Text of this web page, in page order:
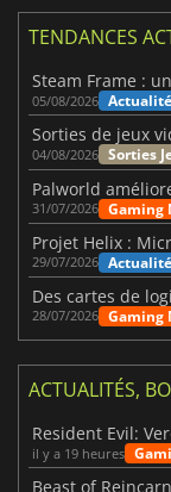
TENDANCES
05/08/2026
04/08/2026 Sorties
Palworld
31/07/2026 Gaming
Projet Helix :
29/07/2026
28/07/2026 Gaming
ACTUALITÉS,
il y a 19 heures